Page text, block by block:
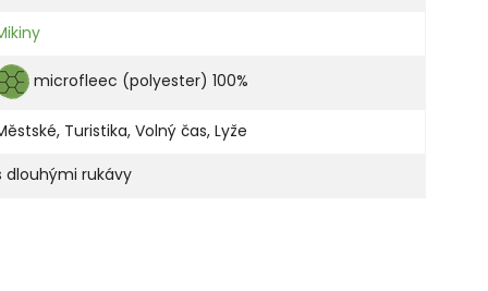
microfleec (polyester) 100%
, Turistika, Volný čas, Lyže
dlouhými rukávy